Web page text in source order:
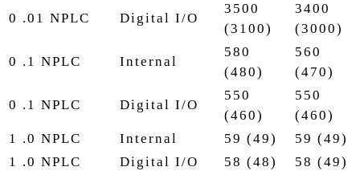
0 .01 NPLC Digital I/O
3500
(3100)
3400
(3000)
0 .1 NPLC Internal
580
(480)
560
(470)
0 .1 NPLC Digital I/O
550
(460)
550
(460)
1 .0 NPLC
Internal 59 (49)
59 (49)
1 .0 NPLC
Digital I/O 58 (48) 58 (49)